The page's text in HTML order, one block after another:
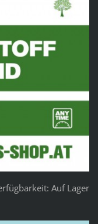
Auf Lager